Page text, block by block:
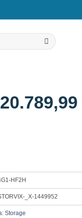
20.789,99
HF2H
_X-1449952
Storage